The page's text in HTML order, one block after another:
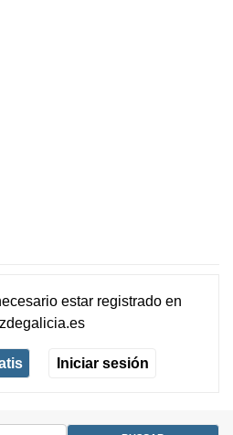
estar registradoen
Iniciar sesión